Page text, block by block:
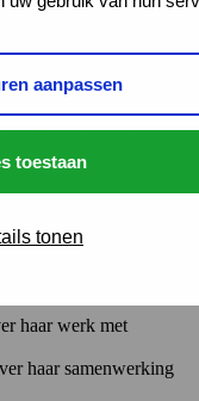
aanpassen
toestaan
tonen
zich in om
en na de
om die
met een vlucht- of
die de taal en
een brug slaan.
haar werk met
haar samenwerking